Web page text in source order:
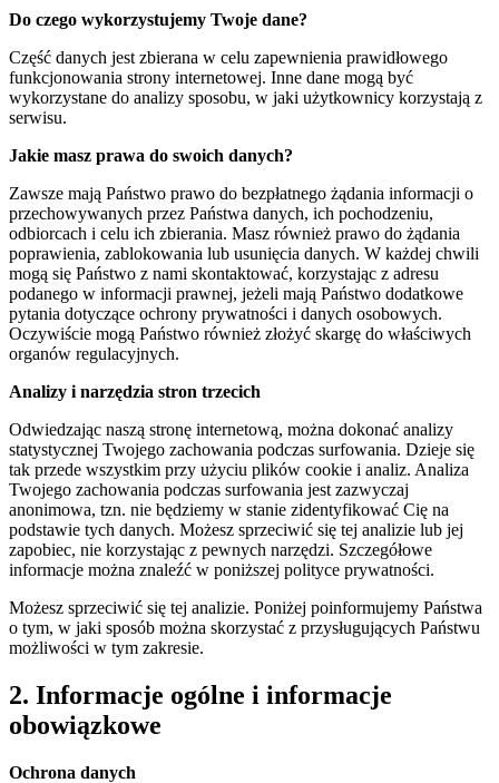
Do czego wykorzystujemy Twoje dane?
Część danych jest zbierana w celu zapewnienia prawidłowego
funkcjonowania strony internetowej. Inne dane mogą być
wykorzystane do analizy sposobu, w jaki użytkownicy korzystają z
serwisu.
Jakie masz prawa do swoich danych?
Zawsze mają Państwo prawo do bezpłatnego żądania informacji o
przechowywanych przez Państwa danych, ich pochodzeniu,
odbiorcach i celu ich zbierania. Masz również prawo do żądania
poprawienia, zablokowania lub usunięcia danych. W każdej chwili
mogą się Państwo z nami skontaktować, korzystając z adresu
podanego w informacji prawnej, jeżeli mają Państwo dodatkowe
pytania dotyczące ochrony prywatności i danych osobowych.
Oczywiście mogą Państwo również złożyć skargę do właściwych
organów regulacyjnych.
Analizy i narzędzia stron trzecich
Odwiedzając naszą stronę internetową, można dokonać analizy
statystycznej Twojego zachowania podczas surfowania. Dzieje się
tak przede wszystkim przy użyciu plików cookie i analiz. Analiza
Twojego zachowania podczas surfowania jest zazwyczaj
anonimowa, tzn. nie będziemy w stanie zidentyfikować Cię na
podstawie tych danych. Możesz sprzeciwić się tej analizie lub jej
zapobiec, nie korzystając z pewnych narzędzi. Szczegółowe
informacje można znaleźć w poniższej polityce prywatności.
Możesz sprzeciwić się tej analizie. Poniżej poinformujemy Państwa
o tym, w jaki sposób można skorzystać z przysługujących Państwu
możliwości w tym zakresie.
2. Informacje ogólne i informacje
obowiązkowe
Ochrona danych